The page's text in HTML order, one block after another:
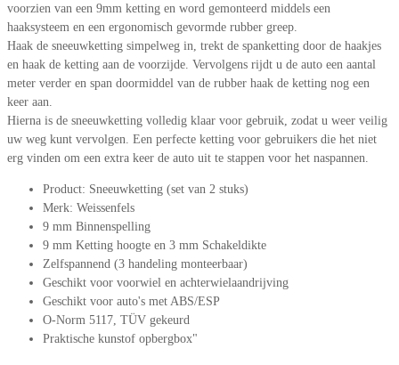
voorzien van een 9mm ketting en word gemonteerd middels een
haaksysteem en een ergonomisch gevormde rubber greep.
Haak de sneeuwketting simpelweg in, trekt de spanketting door de haakjes
en haak de ketting aan de voorzijde. Vervolgens rijdt u de auto een aantal
meter verder en span doormiddel van de rubber haak de ketting nog een
keer aan.
Hierna is de sneeuwketting volledig klaar voor gebruik, zodat u weer veilig
uw weg kunt vervolgen. Een perfecte ketting voor gebruikers die het niet
erg vinden om een extra keer de auto uit te stappen voor het naspannen.
Product: Sneeuwketting (set van 2 stuks)
Merk: Weissenfels
9 mm Binnenspelling
9 mm Ketting hoogte en 3 mm Schakeldikte
Zelfspannend (3 handeling monteerbaar)
Geschikt voor voorwiel en achterwielaandrijving
Geschikt voor auto's met ABS/ESP
O-Norm 5117, TÜV gekeurd
Praktische kunstof opbergbox"